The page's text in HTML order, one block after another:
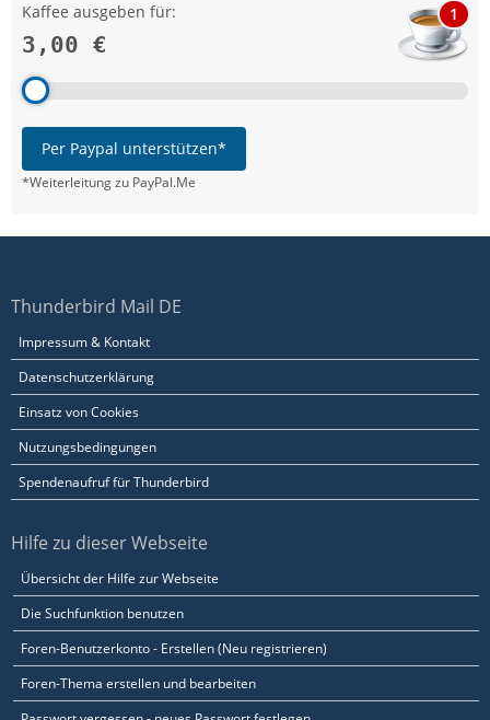
Kaffee ausgeben für:
3,00 €
1
Per Paypal unterstützen*
*Weiterleitung zu PayPal.Me
Thunderbird Mail DE
Impressum & Kontakt
Datenschutzerklärung
Einsatz von Cookies
Nutzungsbedingungen
Spendenaufruf für Thunderbird
Hilfe zu dieser Webseite
Übersicht der Hilfe zur Webseite
Die Suchfunktion benutzen
Foren-Benutzerkonto - Erstellen (Neu registrieren)
Foren-Thema erstellen und bearbeiten